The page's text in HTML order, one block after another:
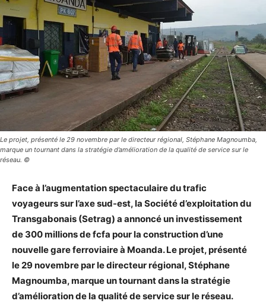
Le projet, présenté le 29 novembre par le directeur régional, Stéphane Magnoumba,
marque un tournant dans la stratégie d’amélioration de la qualité de service sur le
réseau. ©
Face à l’augmentation spectaculaire du trafic
voyageurs sur l’axe sud-est, la Société d’exploitation du
Transgabonais (Setrag) a annoncé un investissement
de 300 millions de fcfa pour la construction d’une
nouvelle gare ferroviaire à Moanda. Le projet, présenté
le 29 novembre par le directeur régional, Stéphane
Magnoumba, marque un tournant dans la stratégie
d’amélioration de la qualité de service sur le réseau.